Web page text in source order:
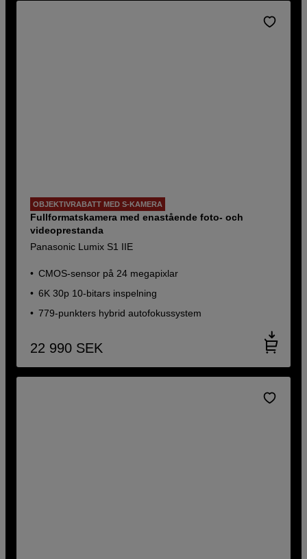
OBJEKTIVRABATT MED S-KAMERA
Fullformatskamera med enastående foto- och
videoprestanda
Panasonic Lumix S1 IIE
CMOS-sensor på 24 megapixlar
6K 30p 10-bitars inspelning
779-punkters hybrid autofokussystem
22 990 SEK